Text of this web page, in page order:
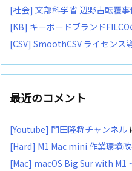
[社会] 文部科学省 辺野古転覆
[KB] キーボードブランド
[CSV] SmoothCSV ライセンス
最近のコメント
[Youtube] 門田隆将チャンネル
[Hard] M1 Mac mini 作業環境
[Mac] macOS Big Sur with M1